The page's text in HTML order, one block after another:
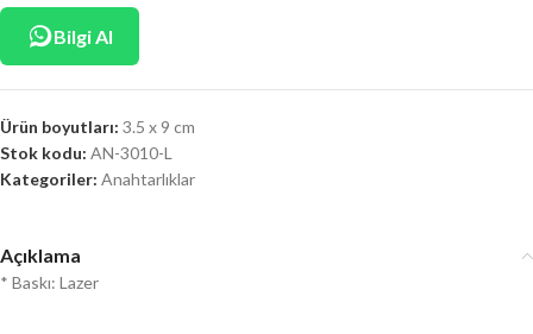
Bilgi Al
Ürün boyutları: 3.5 x 9 cm
Stok kodu: AN-3010-L
Kategoriler: Anahtarlıklar
Açıklama
* Baskı: Lazer